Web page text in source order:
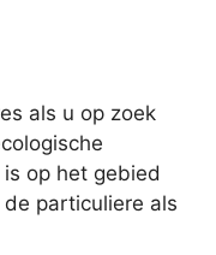
als u op zoek
op het gebied
particuliere als